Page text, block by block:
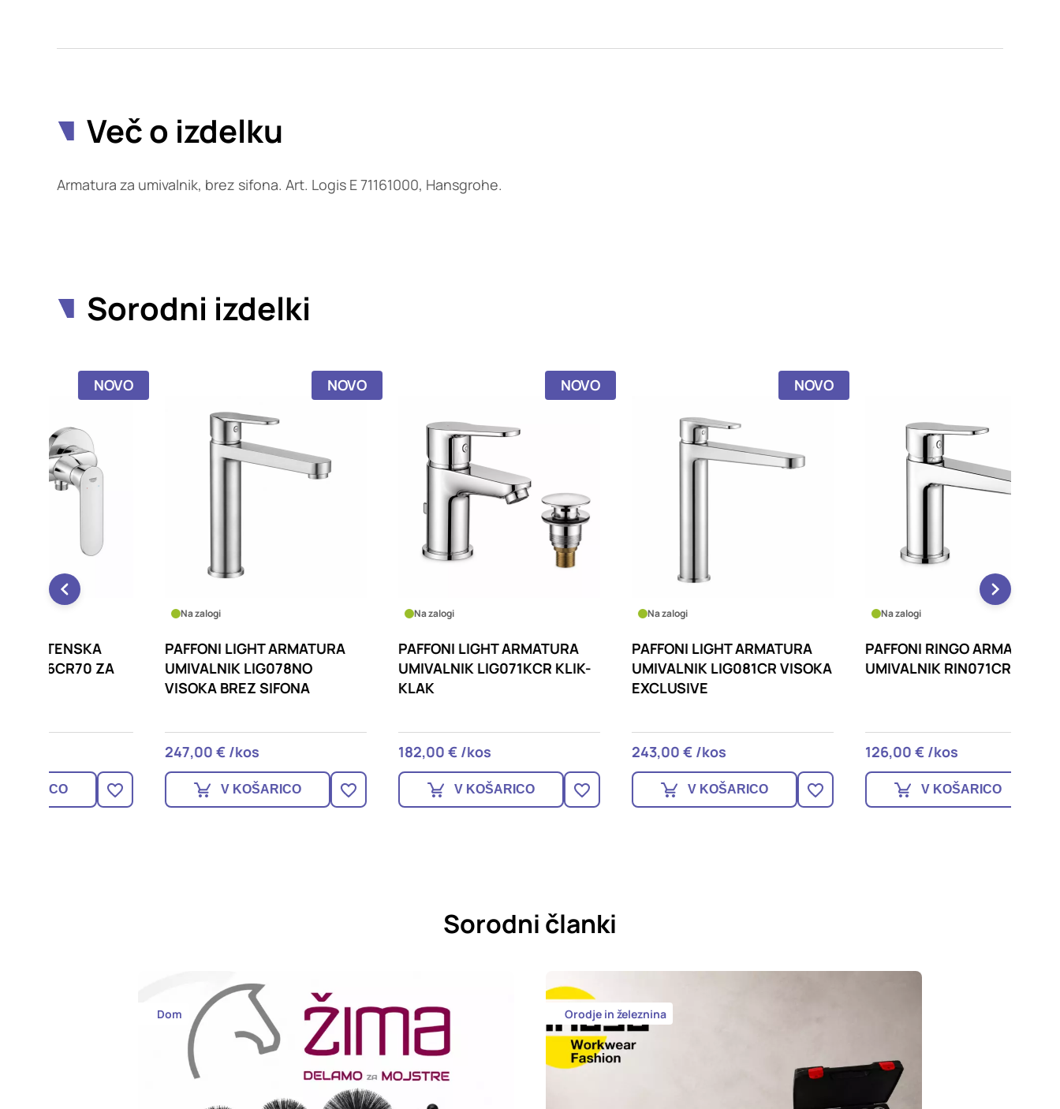
Več o izdelku
Armatura za umivalnik, brez sifona. Art. Logis E 71161000, Hansgrohe.
Sorodni izdelki
PAFFONI LIGHT ARMATURA
UMIVALNIK LIG078NO
VISOKA BREZ SIFONA
247,00 € /kos
V KOŠARICO
PAFFONI LIGHT ARMATURA
UMIVALNIK LIG071KCR KLIK-
182,00 € /kos
V KOŠARICO
PAFFONI LIGHT ARMATURA
UMIVALNIK LIG081CR VISOKA
243,00 € /kos
V KOŠARICO
PAFFONI RINGO ARMATURA
UMIVALNIK RIN071CR
126,00 € /kos
V KOŠARICO
Sorodni članki
Dom Orodje in železnina